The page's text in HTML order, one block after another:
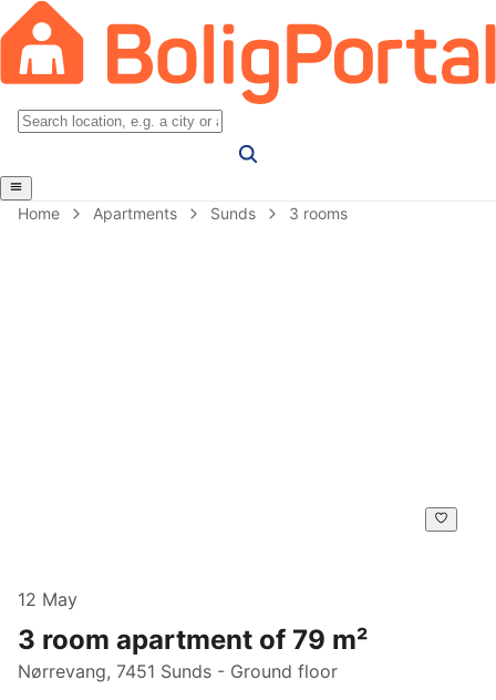
Home Apartments Sunds 3 rooms
12 May
3 room apartment of 79 m²
Nørrevang, 7451 Sunds - Ground floor